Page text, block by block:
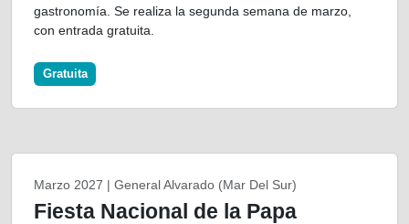
gastronomía. Se realiza la segunda semana de marzo,
con entrada gratuita.
Gratuita
Marzo 2027 | General Alvarado (Mar Del Sur)
Fiesta Nacional de la Papa